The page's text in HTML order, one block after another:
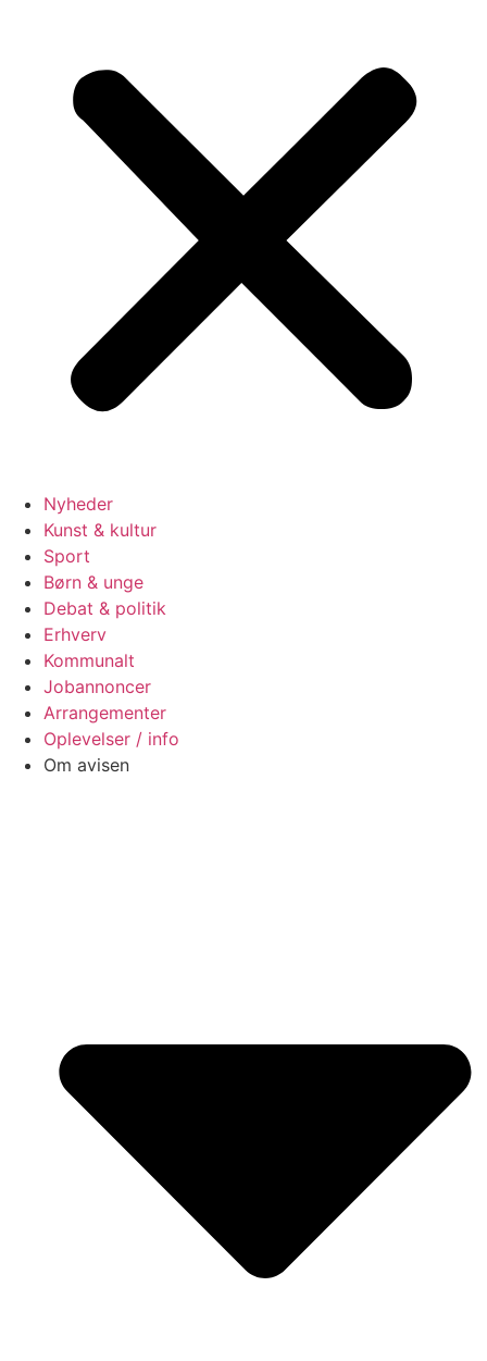
Nyheder
Kunst & kultur
Sport
Børn & unge
Debat & politik
Erhverv
Kommunalt
Jobannoncer
Arrangementer
Oplevelser / info
Om avisen